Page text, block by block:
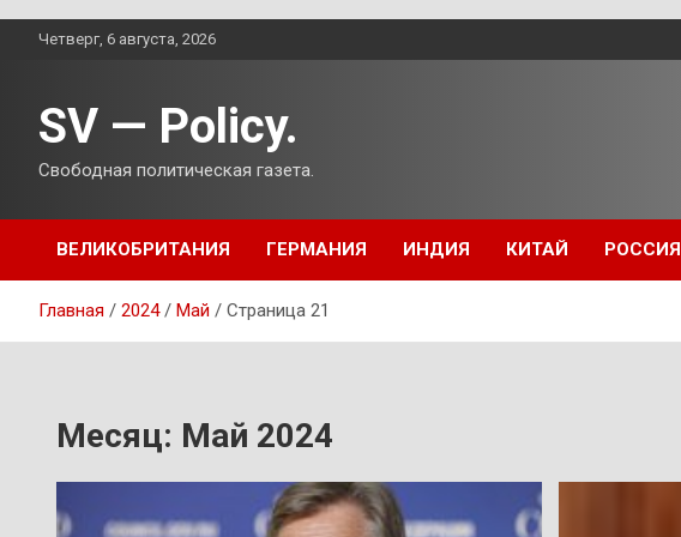
ПерейтиЧетверг, 6 августа, 2026
SV — Policy.
Свободная политическая газета.
ВЕЛИКОБРИТАНИЯ ГЕРМАНИЯ ИНДИЯ КИТАЙ РОССИЯ
Главная 2024 Май Страница 21
Месяц: Май 2024